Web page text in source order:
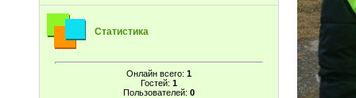
Статистика
Онлайн всего: 1
Гостей: 1
Пользователей: 0